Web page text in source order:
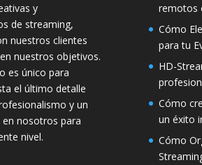
y
de streaming,
nuestros clientes
nuestros objetivos.
es único para
el último detalle
y un
nosotros para
nivel.
remotos
Cómo
para tu
HD-
Cómo
un éxito
Cómo